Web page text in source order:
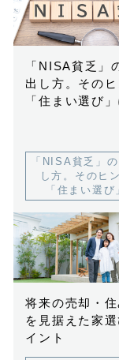
「NISA貧乏」
出し方。その
「住まい選び」
「NISA貧乏」
し方。そのヒ
「住まい選び
将来の売却・住
を見据えた家
イント